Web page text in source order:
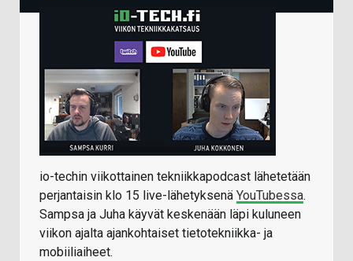
io-techin viikottainen tekniikkapodcast lähetetään
perjantaisin klo 15 live-lähetyksenä YouTubessa.
Sampsa ja Juha käyvät keskenään läpi kuluneen
viikon ajalta ajankohtaiset tietotekniikka- ja
mobiiliaiheet.